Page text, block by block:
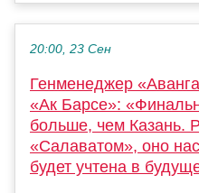
20:00, 23 Сен
Генменеджер
«Ак Барсе»:
больше, чем Казань.
«Салаватом», оно
будет учтена в